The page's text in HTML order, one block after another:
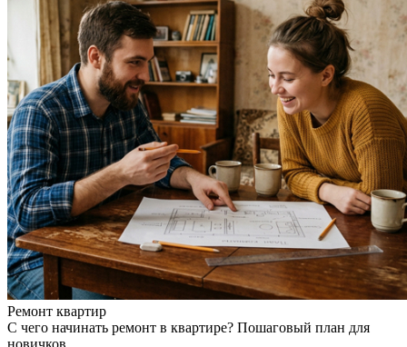
Ремонт квартир
С чего начинать ремонт в квартире? Пошаговый план для
новичков